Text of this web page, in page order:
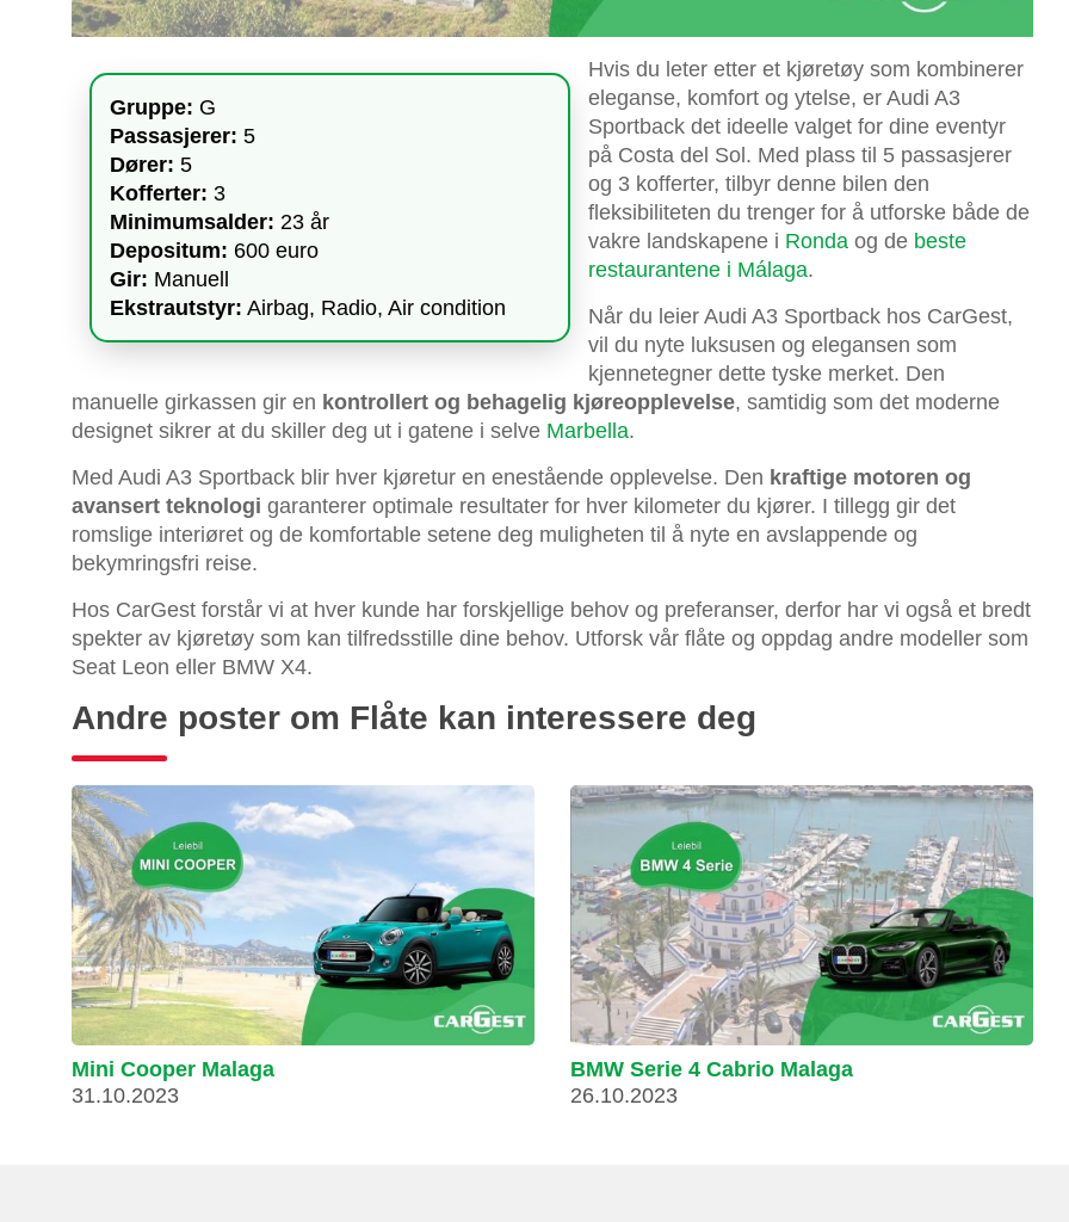
Gruppe: G
Passasjerer: 5
Dører: 5
Kofferter: 3
Minimumsalder: 23 år
Depositum: 600 euro
Gir: Manuell
Ekstrautstyr: Airbag, Radio, Air condition
Hvis du leter etter et kjøretøy som kombinerer
eleganse, komfort og ytelse, er Audi A3
Sportback det ideelle valget for dine eventyr
på Costa del Sol. Med plass til 5 passasjerer
og 3 kofferter, tilbyr denne bilen den
fleksibiliteten du trenger for å utforske både de
vakre landskapene i Ronda og de beste
restaurantene i Málaga.
Når du leier Audi A3 Sportback hos CarGest,
vil du nyte luksusen og elegansen som
kjennetegner dette tyske merket. Den
manuelle girkassen gir en kontrollert og behagelig kjøreopplevelse, samtidig som det moderne
designet sikrer at du skiller deg ut i gatene i selve Marbella.
Med Audi A3 Sportback blir hver kjøretur en enestående opplevelse. Den kraftige motoren og
avansert teknologi garanterer optimale resultater for hver kilometer du kjører. I tillegg gir det
romslige interiøret og de komfortable setene deg muligheten til å nyte en avslappende og
bekymringsfri reise.
Hos CarGest forstår vi at hver kunde har forskjellige behov og preferanser, derfor har vi også et bredt
spekter av kjøretøy som kan tilfredsstille dine behov. Utforsk vår flåte og oppdag andre modeller som
Seat Leon eller BMW X4.
Andre poster om Flåte kan interessere deg
Mini Cooper Malaga
31.10.2023
BMW Serie 4 Cabrio Malaga
26.10.2023